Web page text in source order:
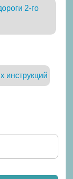
2-го
инструкций